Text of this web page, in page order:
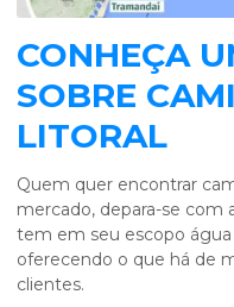
CONHEÇA
SOBRE
LITORAL
Quem quer encontrar
mercado, depara-se com
tem em seu escopo
oferecendo o que há de
clientes.